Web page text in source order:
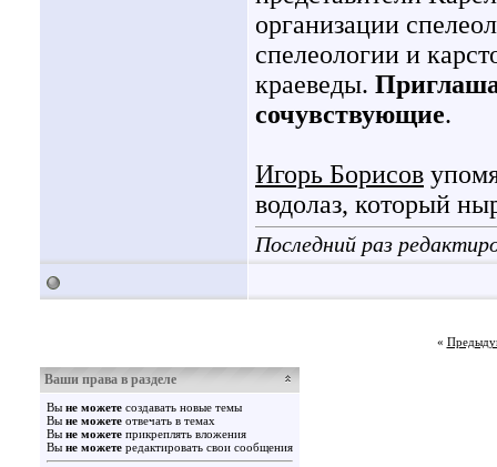
организации
спелеологии и
краеведы.
сочувствующие.
Игорь Борисов
водолаз, который
Последний раз
«
Ваши права в разделе
Вы не можете создавать новые темы
Вы не можете отвечать в темах
Вы не можете прикреплять вложения
Вы не можете редактировать свои сообщения